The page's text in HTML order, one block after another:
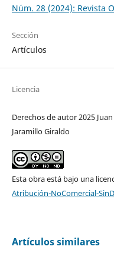
Núm. 28 (2024): Revista
Sección
Artículos
Licencia
Derechos de autor 2025
Jaramillo Giraldo
Esta obra está bajo una
Atribución-NoComercial-
Artículos similares